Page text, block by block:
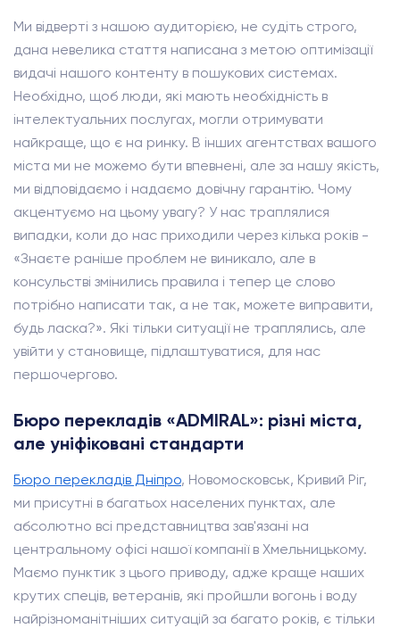
Ми відверті з нашою аудиторією, не судіть строго,
дана невелика стаття написана з метою оптимізації
видачі нашого контенту в пошукових системах.
Необхідно, щоб люди, які мають необхідність в
інтелектуальних послугах, могли отримувати
найкраще, що є на ринку. В інших агентствах вашого
міста ми не можемо бути впевнені, але за нашу якість,
ми відповідаємо і надаємо довічну гарантію. Чому
акцентуємо на цьому увагу? У нас траплялися
випадки, коли до нас приходили через кілька років -
«Знаєте раніше проблем не виникало, але в
консульстві змінились правила і тепер це слово
потрібно написати так, а не так, можете виправити,
будь ласка?». Які тільки ситуації не траплялись, але
увійти у становище, підлаштуватися, для нас
першочергово.
Бюро перекладів «ADMIRAL»: різні міста,
але уніфіковані стандарти
Бюро перекладів Дніпро, Новомосковськ, Кривий Ріг,
ми присутні в багатьох населених пунктах, але
абсолютно всі представництва зав'язані на
центральному офісі нашої компанії в Хмельницькому.
Маємо пунктик з цього приводу, адже краще наших
крутих спеців, ветеранів, які пройшли вогонь і воду
найрізноманітніших ситуацій за багато років, є тільки